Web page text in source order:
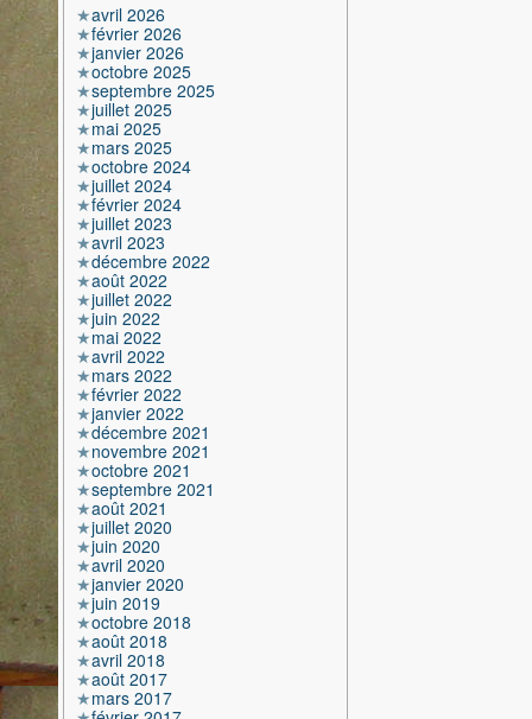
avril 2026
février 2026
janvier 2026
octobre 2025
septembre 2025
juillet 2025
mai 2025
mars 2025
octobre 2024
juillet 2024
février 2024
juillet 2023
avril 2023
décembre 2022
août 2022
juillet 2022
juin 2022
mai 2022
avril 2022
mars 2022
février 2022
janvier 2022
décembre 2021
novembre 2021
octobre 2021
septembre 2021
août 2021
juillet 2020
juin 2020
avril 2020
janvier 2020
juin 2019
octobre 2018
août 2018
avril 2018
août 2017
mars 2017